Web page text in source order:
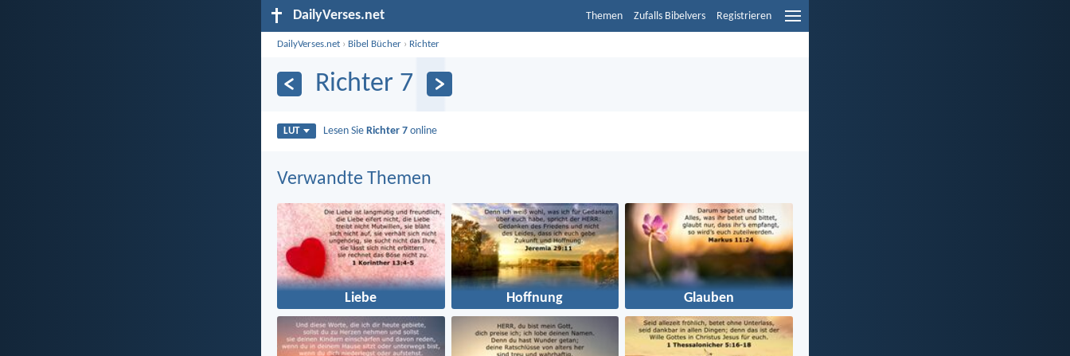
DailyVerses.net Themen Zufalls Bibelvers Registrieren
DailyVerses.net › Bibel Bücher › Richter
Richter 7
LUT Lesen Sie Richter 7 online
Verwandte Themen
Liebe Hoffnung Glauben